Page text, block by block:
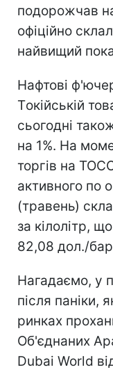
подорожчав
офіційно
найвищий
Нафтові
Tокійській
сьогодні
на 1%. На
торгів на
активного по
(травень)
за кілолітр,
82,08 дол./
Нагадаємо, у
після паніки,
ринках
Об'єднаних
Dubai World